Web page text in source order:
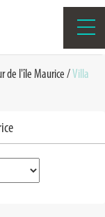
de l'île Maurice/Villa